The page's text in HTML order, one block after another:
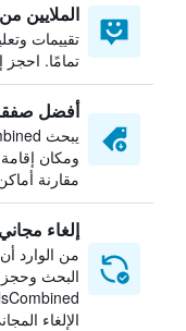
الملايين
تقييمات
تمامًا. احجز
أفضل
ومكان
مقارنة
إلغاء مجاني
من الوارد
البحث وحجز
الإلغاء